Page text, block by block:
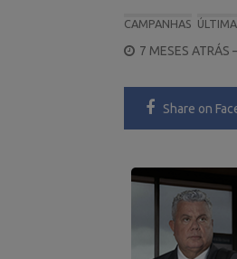
CAMPANHAS
POSTED
7 MESES ATRÁS
Share on